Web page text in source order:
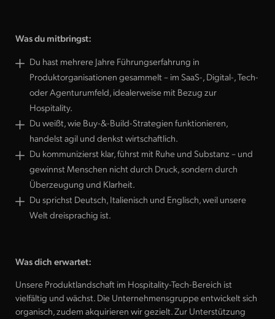
Alle Bereiche Sales & Consulting
Details anzeigen Bewerben
Was du mitbringst:
Du hast mehrere Jahre Führungserfahrung in
Produktorganisationen gesammelt – im SaaS-, Digital-, Tech-
oder Agenturumfeld, idealerweise mit Bezug zur
Hospitality.
Du weißt, wie Buy-&-Build-Strategien funktionieren,
handelst agil und denkst wirtschaftlich.
Du kommunizierst klar, führst mit Ruhe und Substanz – und
gewinnst Menschen nicht durch Druck, sondern durch
Überzeugung und Klarheit.
Du sprichst Deutsch, Italienisch und Englisch, weil unsere
Welt dreisprachig ist.
Was dich erwartet:
Unsere Produktlandschaft im Hospitality-Tech-Bereich ist
vielfältig und wächst. Die Unternehmensgruppe entwickelt sich
organisch, zudem akquirieren wir gezielt. Zur Unterstützung